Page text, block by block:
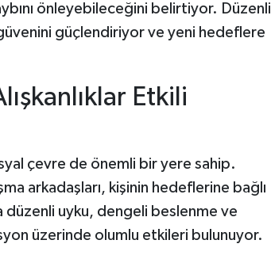
önleyebileceğini belirtiyor. Düzenli
güçlendiriyor ve yeni hedeflere
Etkili
çevre de önemli bir yere sahip.
arkadaşları, kişinin hedeflerine bağlı
düzenli uyku, dengeli beslenme ve
üzerinde olumlu etkileri bulunuyor.